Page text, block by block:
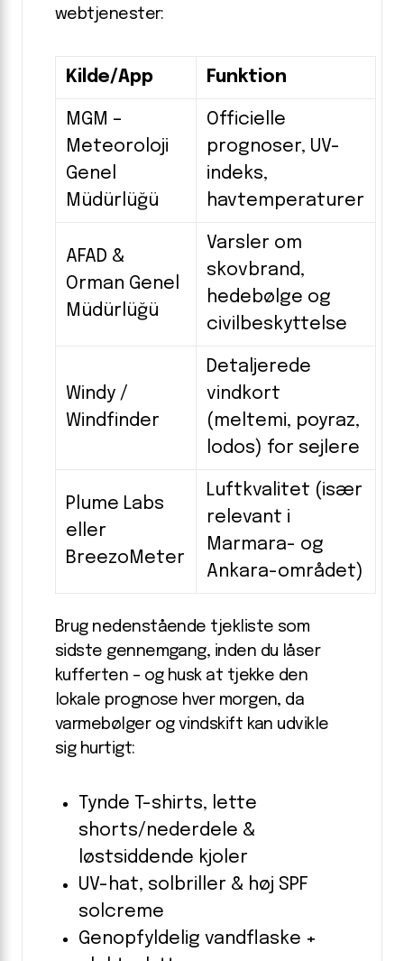
webtjenester:
Kilde/App Funktion
MGM –
Meteoroloji
Genel
Müdürlüğü
Officielle
prognoser, UV-
indeks,
havtemperaturer
AFAD &
Orman Genel
Müdürlüğü
Varsler om
skovbrand,
hedebølge og
civilbeskyttelse
Windy /
Windfinder
Detaljerede
vindkort
(meltemi, poyraz,
lodos) for sejlere
Plume Labs
eller
BreezoMeter
Luftkvalitet (især
relevant i
Marmara- og
Ankara-området)
Brug nedenstående tjekliste som
sidste gennemgang, inden du låser
kufferten – og husk at tjekke den
lokale prognose hver morgen, da
varmebølger og vindskift kan udvikle
sig hurtigt:
Tynde T-shirts, lette
shorts/nederdele &
løstsiddende kjoler
UV-hat, solbriller & høj SPF
solcreme
Genopfyldelig vandflaske +